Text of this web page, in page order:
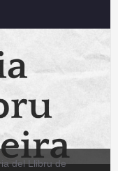
del Llibru de